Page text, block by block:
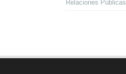
Relaciones Públicas